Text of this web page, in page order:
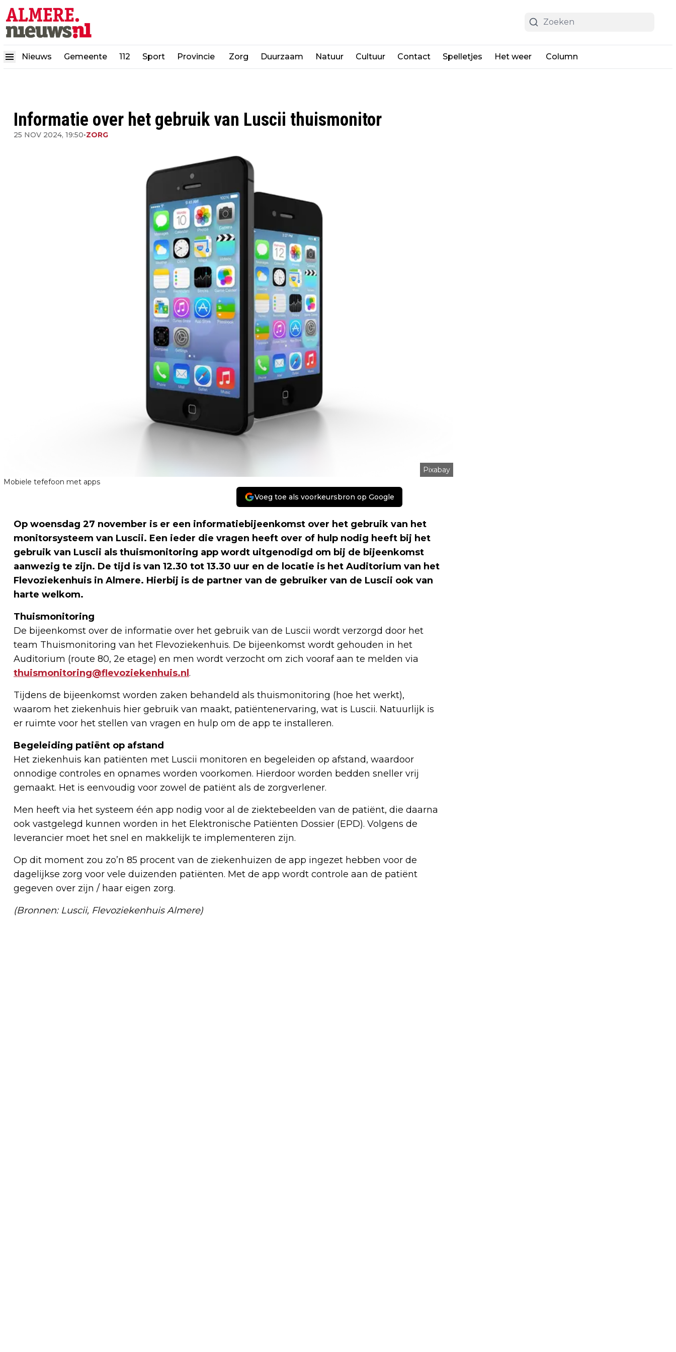
Nieuws Gemeente 112 Sport Provincie Zorg Duurzaam Natuur Cultuur Contact Spelletjes Het weer Column
Informatie over het gebruik van Luscii thuismonitor
25 NOV 2024, 19:50•ZORG
Pixabay
Mobiele tefefoon met apps
Voeg toe als voorkeursbron op Google
Op woensdag 27 november is er een informatiebijeenkomst over het gebruik van het
monitorsysteem van Luscii. Een ieder die vragen heeft over of hulp nodig heeft bij het
gebruik van Luscii als thuismonitoring app wordt uitgenodigd om bij de bijeenkomst
aanwezig te zijn. De tijd is van 12.30 tot 13.30 uur en de locatie is het Auditorium van het
Flevoziekenhuis in Almere. Hierbij is de partner van de gebruiker van de Luscii ook van
harte welkom.
Thuismonitoring
De bijeenkomst over de informatie over het gebruik van de Luscii wordt verzorgd door het
team Thuismonitoring van het Flevoziekenhuis. De bijeenkomst wordt gehouden in het
Auditorium (route 80, 2e etage) en men wordt verzocht om zich vooraf aan te melden via
thuismonitoring@flevoziekenhuis.nl .
Tijdens de bijeenkomst worden zaken behandeld als thuismonitoring (hoe het werkt),
waarom het ziekenhuis hier gebruik van maakt, patiëntenervaring, wat is Luscii. Natuurlijk is
er ruimte voor het stellen van vragen en hulp om de app te installeren.
Begeleiding patiënt op afstand
Het ziekenhuis kan patiënten met Luscii monitoren en begeleiden op afstand, waardoor
onnodige controles en opnames worden voorkomen. Hierdoor worden bedden sneller vrij
gemaakt. Het is eenvoudig voor zowel de patiënt als de zorgverlener.
Men heeft via het systeem één app nodig voor al de ziektebeelden van de patiënt, die daarna
ook vastgelegd kunnen worden in het Elektronische Patiënten Dossier (EPD). Volgens de
leverancier moet het snel en makkelijk te implementeren zijn.
Op dit moment zou zo’n 85 procent van de ziekenhuizen de app ingezet hebben voor de
dagelijkse zorg voor vele duizenden patiënten. Met de app wordt controle aan de patiënt
gegeven over zijn / haar eigen zorg.
(Bronnen: Luscii, Flevoziekenhuis Almere)